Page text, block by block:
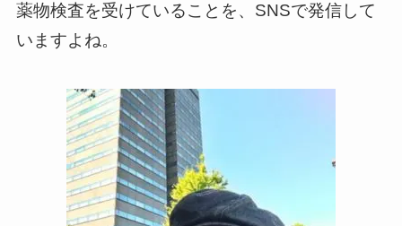
薬物検査を受けていることを、SNSで発信して
いますよね。